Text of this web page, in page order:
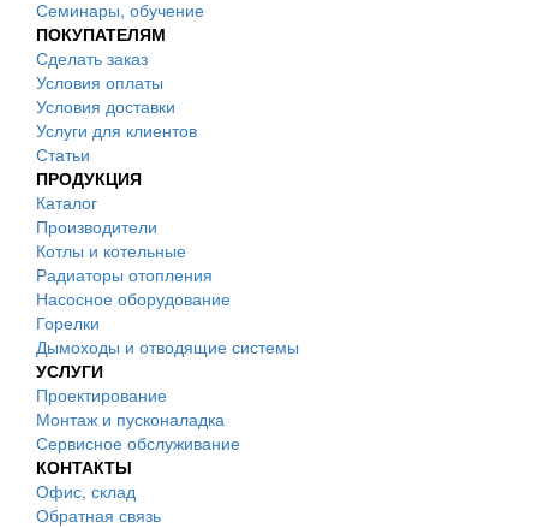
Семинары, обучение
ПОКУПАТЕЛЯМ
Сделать заказ
Условия оплаты
Условия доставки
Услуги для клиентов
Статьи
ПРОДУКЦИЯ
Каталог
Производители
Котлы и котельные
Радиаторы отопления
Насосное оборудование
Горелки
Дымоходы и отводящие системы
УСЛУГИ
Проектирование
Монтаж и пусконаладка
Сервисное обслуживание
КОНТАКТЫ
Офис, склад
Обратная связь